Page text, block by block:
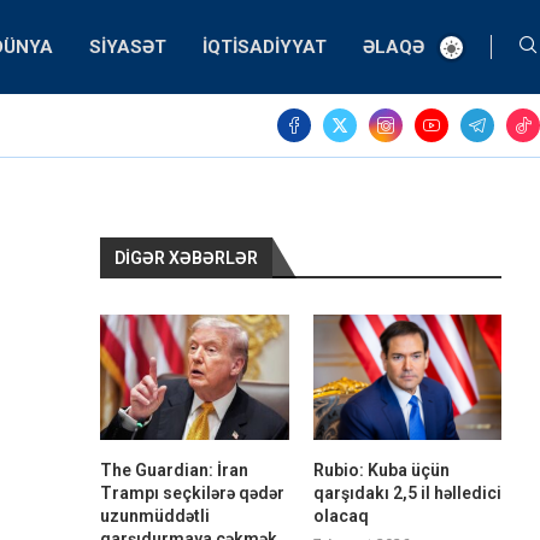
SIYASƏT İQTISADIYYAT ƏLAQƏ
DIGƏR XƏBƏRLƏR
The Guardian: İran
Trampı seçkilərə qədər
uzunmüddətli
Rubio: Kuba üçün
qarşıdakı 2,5 il həlledici
olacaq